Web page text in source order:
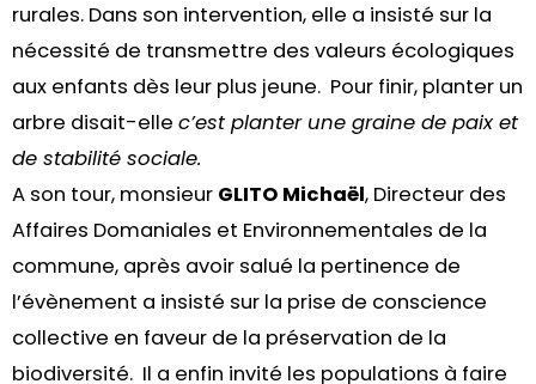
rurales. Dans son intervention, elle a insisté sur la
nécessité de transmettre des valeurs écologiques
aux enfants dès leur plus jeune. Pour finir, planter un
arbre disait-elle c’est planter une graine de paix et
de stabilité sociale.
A son tour, monsieur GLITO Michaël, Directeur des
Affaires Domaniales et Environnementales de la
commune, après avoir salué la pertinence de
l’évènement a insisté sur la prise de conscience
collective en faveur de la préservation de la
biodiversité. Il a enfin invité les populations à faire